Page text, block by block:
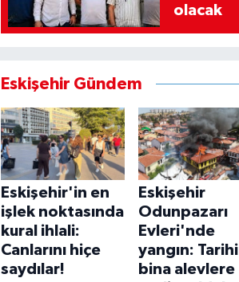
olacak
Eskişehir Gündem
Eskişehir'in en
işlek noktasında
kural ihlali:
Canlarını hiçe
saydılar!
Eskişehir
Odunpazarı
Evleri'nde
yangın: Tarihi
bina alevlere